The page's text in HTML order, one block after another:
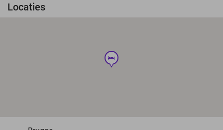
Locaties
hotel